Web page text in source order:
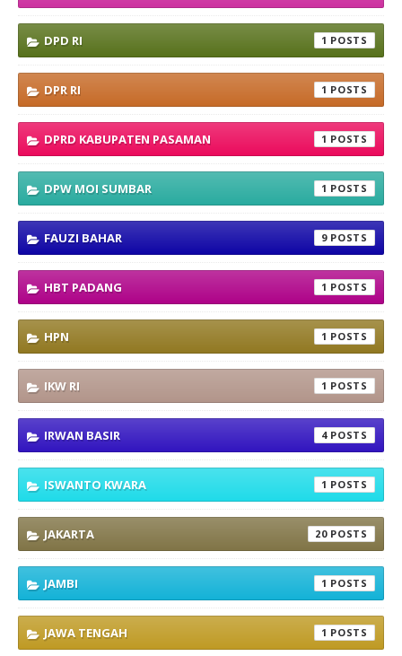
DPD RI 1
DPR RI 1
DPRD KABUPATEN PASAMAN 1
DPW MOI SUMBAR 1
FAUZI BAHAR 9
HBT PADANG 1
HPN 1
IKW RI 1
IRWAN BASIR 4
ISWANTO KWARA 1
JAKARTA 20
JAMBI 1
JAWA TENGAH 1